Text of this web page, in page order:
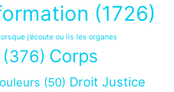
(1726)
j’écoute ou lis les organes
(376) Corps
(50) Droit Justice